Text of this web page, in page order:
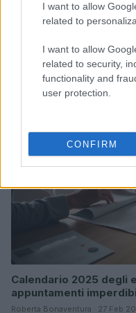
I want to allow
related to
I want to allow
related to security,
functionality and
user protection.
CONFIRM
Dati e numeri su
ESG: performance e
Andrea Innocenti · 26 Mar 2026
Calendario 2025 degli
appuntamenti
Roberta Bonaventura · 27 Feb